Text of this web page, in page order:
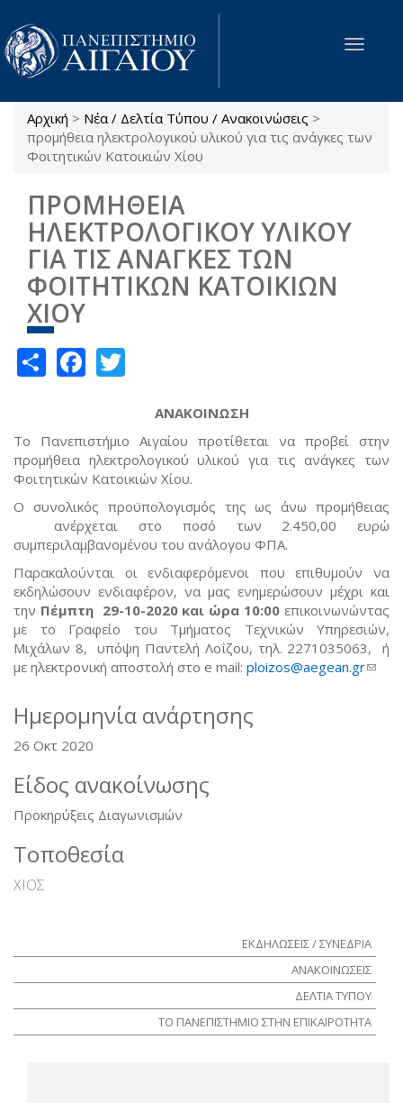
Παράκαμψη προς το κυρίως περιεχόμενο
Toggle
Είστε εδώ
Αρχική > Νέα / Δελτία Τύπου / Ανακοινώσεις >
προμήθεια ηλεκτρολογικού υλικού για τις ανάγκες των
Φοιτητικών Κατοικιών Χίου
ΠΡΟΜΗΘΕΙΑ
ΗΛΕΚΤΡΟΛΟΓΙΚΟΥ ΥΛΙΚΟΥ
ΓΙΑ ΤΙΣ ΑΝΑΓΚΕΣ ΤΩΝ
ΦΟΙΤΗΤΙΚΩΝ ΚΑΤΟΙΚΙΩΝ
ΧΙΟΥ
ShareFacebook
ΑΝΑΚΟΙΝΩΣΗ
Το Πανεπιστήμιο Αιγαίου προτίθεται να προβεί στην
προμήθεια ηλεκτρολογικού υλικού για τις ανάγκες των
Φοιτητικών Κατοικιών Χίου.
Ο συνολικός προϋπολογισμός της ως άνω προμήθειας
ανέρχεται στο ποσό των 2.450,00 ευρώ
συμπεριλαμβανομένου του ανάλογου ΦΠΑ.
Παρακαλούνται οι ενδιαφερόμενοι που επιθυμούν να
εκδηλώσουν ενδιαφέρον, να μας ενημερώσουν μέχρι και
την Πέμπτη 29-10-2020 και ώρα 10:00 επικοινωνώντας
με το Γραφείο του Τμήματος Τεχνικών Υπηρεσιών,
Μιχάλων 8, υπόψη Παντελή Λοΐζου, τηλ. 2271035063, ή
με ηλεκτρονική αποστολή στο e mail: ploizos@aegean.gr(link
Ημερομηνία ανάρτησης
26 Οκτ 2020
Είδος ανακοίνωσης
Προκηρύξεις Διαγωνισμών
Τοποθεσία
ΧΙΟΣ
ΕΚΔΗΛΩΣΕΙΣ / ΣΥΝΕΔΡΙΑ
ΑΝΑΚΟΙΝΩΣΕΙΣ
ΔΕΛΤΙΑ ΤΥΠΟΥ
ΤΟ ΠΑΝΕΠΙΣΤΗΜΙΟ ΣΤΗΝ ΕΠΙΚΑΙΡΟΤΗΤΑ